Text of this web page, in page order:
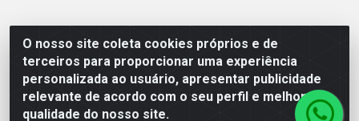
O nosso site coleta cookies próprios e de
terceiros para proporcionar uma experiência
personalizada ao usuário, apresentar publicidade
relevante de acordo com o seu perfil e melhorar a
qualidade do nosso site.
Mercante Distribuidora - Rua Mercante, 699 - Aviário,
Feira de Santana/BA - CEP 44.096-218 - CNPJ
96.755.848/0001-08